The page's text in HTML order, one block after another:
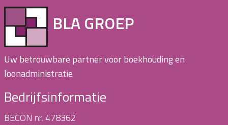
BLA GROEP
Uw betrouwbare partner voor boekhouding en
loonadministratie
Bedrijfsinformatie
BECON nr. 478362